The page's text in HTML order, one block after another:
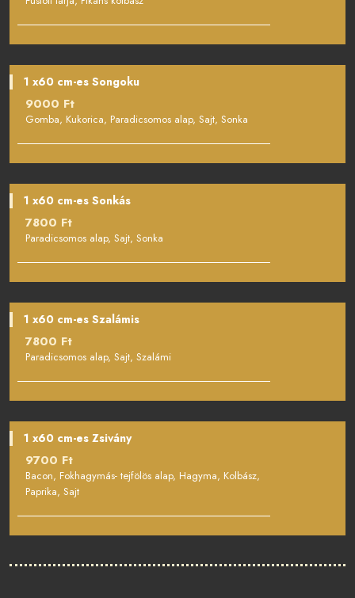
1 x60 cm-es Songoku
9000 Ft
Gomba, Kukorica, Paradicsomos alap, Sajt, Sonka
1 x60 cm-es Sonkás
7800 Ft
Paradicsomos alap, Sajt, Sonka
1 x60 cm-es Szalámis
7800 Ft
Paradicsomos alap, Sajt, Szalámi
1 x60 cm-es Zsivány
9700 Ft
Bacon, Fokhagymás- tejfölös alap, Hagyma, Kolbász,
Paprika, Sajt